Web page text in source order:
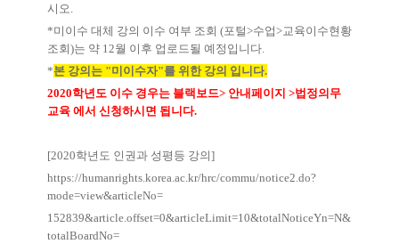
시오.
*미이수 대체 강의 이수 여부 조회 (포털>수업>교육이수현황
조회)는 약 12월 이후 업로드될 예정입니다.
*본 강의는 "미이수자"를 위한 강의 입니다.
2020학년도 이수 경우는 블랙보드> 안내페이지 >법정의무
교육 에서 신청하시면 됩니다.
[2020학년도 인권과 성평등 강의]
https://humanrights.korea.ac.kr/hrc/commu/notice2.do?
mode=view&articleNo=
152839&article.offset=0&articleLimit=10&totalNoticeYn=N&
totalBoardNo=